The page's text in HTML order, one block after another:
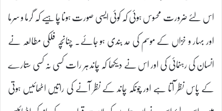
اس لئے ضرورت محسوس ہوئی کہ کوئی ایسی صورت ہونا چاہیے کہ گرما و سرما
اور بہار و خزاں کے موسم کی حد بندی ہو جائے۔ چنانچہ فلکی مطالعہ نے
انسان کی رہنمائی کی اور اس نے دیکھا کہ چاند ہر رات کسی نہ کسی ستارے
کے پاس نظر آتا ہے اور چونکہ چاند کے نظر آنے کی راتیں اٹھائیس ہوتی